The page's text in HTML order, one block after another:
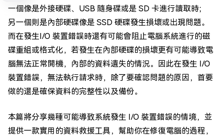
一個像是外接硬碟、USB 隨身碟或是 SD 卡進行讀取時；
另一個則是內部硬碟像是 SSD 硬碟發生損壞或出現問題。
而在發生I/O 裝置錯誤時還有可能會阻止電腦系統進行的磁
碟重組或格式化，若發生在內部硬碟的損壞更有可能導致電
腦無法正常開機，內部的資料遺失的情況。因此在發生 I/O
裝置錯誤，無法執行請求時，除了要確認問題的原因，首要
做的還是確保資料的完整性以及備份。
本篇將分享幾種可能導致系統發生 I/O 裝置錯誤的情境，並
提供一款實用的資料救援工具，幫助你在修復電腦的過程，